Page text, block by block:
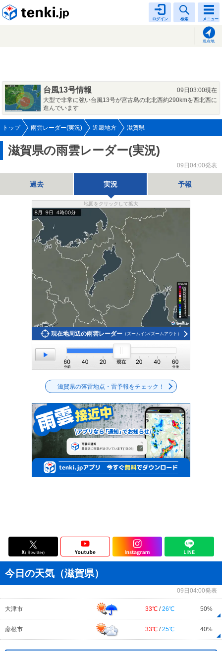
ログイン 検索 メニュー
現在地
台風13号情報
09日03:00現在
大型で非常に強い台風13号が宮古島の北北西約290kmを西北西に
進んでいます
トップ 雨雲レーダー(実況) 近畿地方 滋賀県
滋賀県の雨雲レーダー(実況)
09日04:00発表
過去 実況 予報
地図をクリックして拡大
現在地周辺の雨雲レーダー（ズームイン/ズームアウト）
滋賀県の落雷地点・雷予報をチェック！
今日の天気（滋賀県）
09日04:00発表
大津市 33℃ / 26℃ 50%
彦根市 33℃ / 25℃ 40%